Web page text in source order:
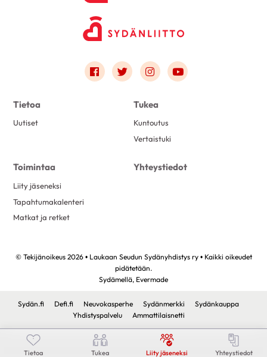
Tietoa Tukea Liity jäseneksi Yhteystiedot
Link to facebook
Link to twitter
Link to instagram
Link to youtube
Tietoa
Uutiset
Tukea
Kuntoutus
Vertaistuki
Toimintaa
Liity jäseneksi
Tapahtumakalenteri
Matkat ja retket
Yhteystiedot
© Tekijänoikeus 2026 • Laukaan Seudun Sydänyhdistys ry • Kaikki oikeudet
pidätetään.
Sydämellä, Evermade
Sydän.fi Defi.fi Neuvokasperhe Sydänmerkki
Sydänkauppa
Yhdistyspalvelu
Ammattilaisnetti